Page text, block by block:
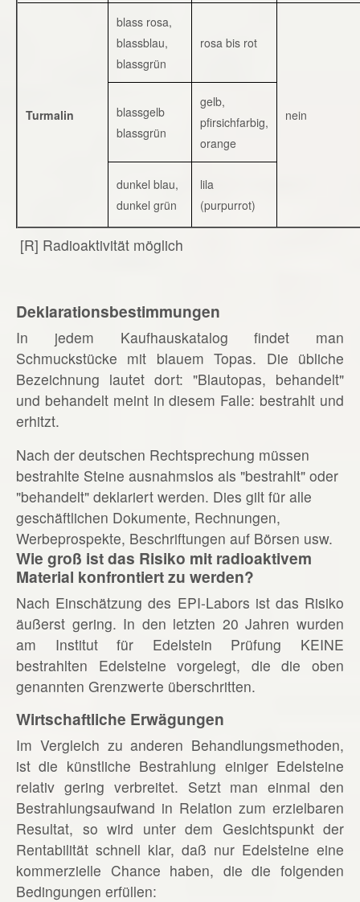
Turmalin
blass rosa,
blassblau,
blassgrün
rosa bis rot
nein
blassgelb
blassgrün
gelb,
pfirsichfarbig,
orange
dunkel blau,
dunkel grün
lila
(purpurrot)
[R] Radioaktivität möglich
Deklarationsbestimmungen
In jedem Kaufhauskatalog findet man
Schmuckstücke mit blauem Topas. Die übliche
Bezeichnung lautet dort: "Blautopas, behandelt"
und behandelt meint in diesem Falle: bestrahlt und
erhitzt.
Nach der deutschen Rechtsprechung müssen
bestrahlte Steine ausnahmslos als "bestrahlt" oder
"behandelt" deklariert werden. Dies gilt für alle
geschäftlichen Dokumente, Rechnungen,
Werbeprospekte, Beschriftungen auf Börsen usw.
Wie groß ist das Risiko mit radioaktivem
Material konfrontiert zu werden?
Nach Einschätzung des EPI-Labors ist das Risiko
äußerst gering. In den letzten 20 Jahren wurden
am Institut für Edelstein Prüfung KEINE
bestrahlten Edelsteine vorgelegt, die die oben
genannten Grenzwerte überschritten.
Wirtschaftliche Erwägungen
Im Vergleich zu anderen Behandlungsmethoden,
ist die künstliche Bestrahlung einiger Edelsteine
relativ gering verbreitet. Setzt man einmal den
Bestrahlungsaufwand in Relation zum erzielbaren
Resultat, so wird unter dem Gesichtspunkt der
Rentabilität schnell klar, daß nur Edelsteine eine
kommerzielle Chance haben, die die folgenden
Bedingungen erfüllen: